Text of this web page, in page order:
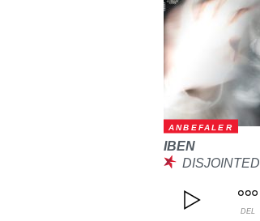
ANBEFALER
IBEN
DISJOINTED
DEL